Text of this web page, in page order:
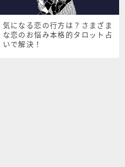
気になる恋の行方は？さまざま
な恋のお悩み本格的タロット占
いで解決！